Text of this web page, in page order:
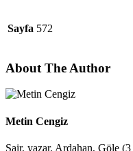
Sayfa 572
About The Author
Metin Cengiz
Şair, yazar. Ardahan, Göle